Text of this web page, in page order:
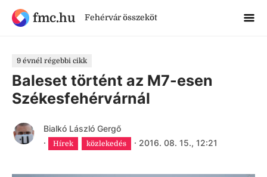
fmc.hu Fehérvár összeköt
9 évnél régebbi cikk
Baleset történt az M7-esen
Székesfehérvárnál
Bialkó László Gergő
·
Hírek közlekedés · 2016. 08. 15., 12:21